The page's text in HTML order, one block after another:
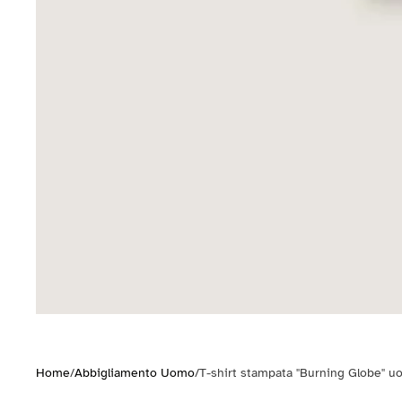
Home/Abbigliamento Uomo/T-shirt stampata "Burning Globe"